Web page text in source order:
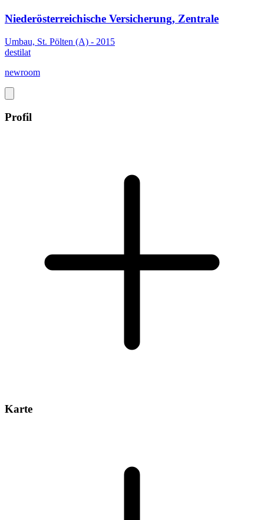
Niederösterreichische Versicherung, Zentrale
Umbau, St. Pölten (A) - 2015
destilat
newroom
Profil
Karte